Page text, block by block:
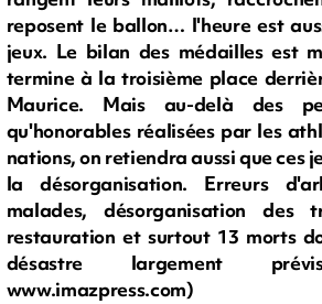
reposent le ballon… l'heure est
jeux. Le bilan des médailles est
termine à la troisième place
Maurice. Mais au-delà des
qu'honorables réalisées par les
nations, on retiendra aussi que ces
la désorganisation. Erreurs
malades, désorganisation des
restauration et surtout 13 morts
désastre largement
www.imazpress.com)